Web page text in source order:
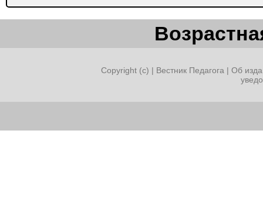
Copyright (c) | Вестник Педагога | Об